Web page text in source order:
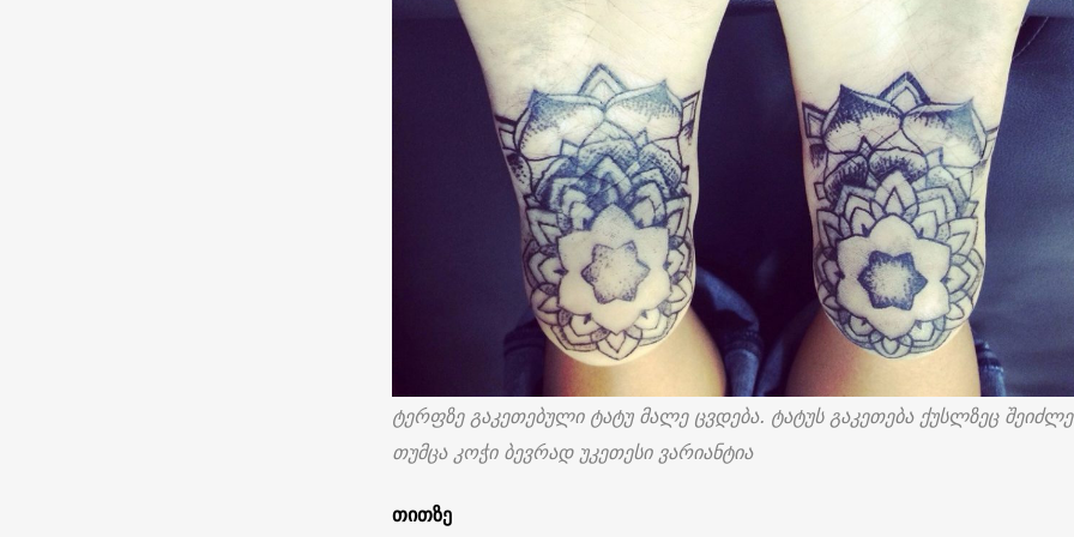
ტერფზე გაკეთებული ტატუ მალე ცვდება. ტატუს გაკეთება ქუსლზეც
თუმცა კოჭი ბევრად უკეთესი ვარიანტია
თითზე